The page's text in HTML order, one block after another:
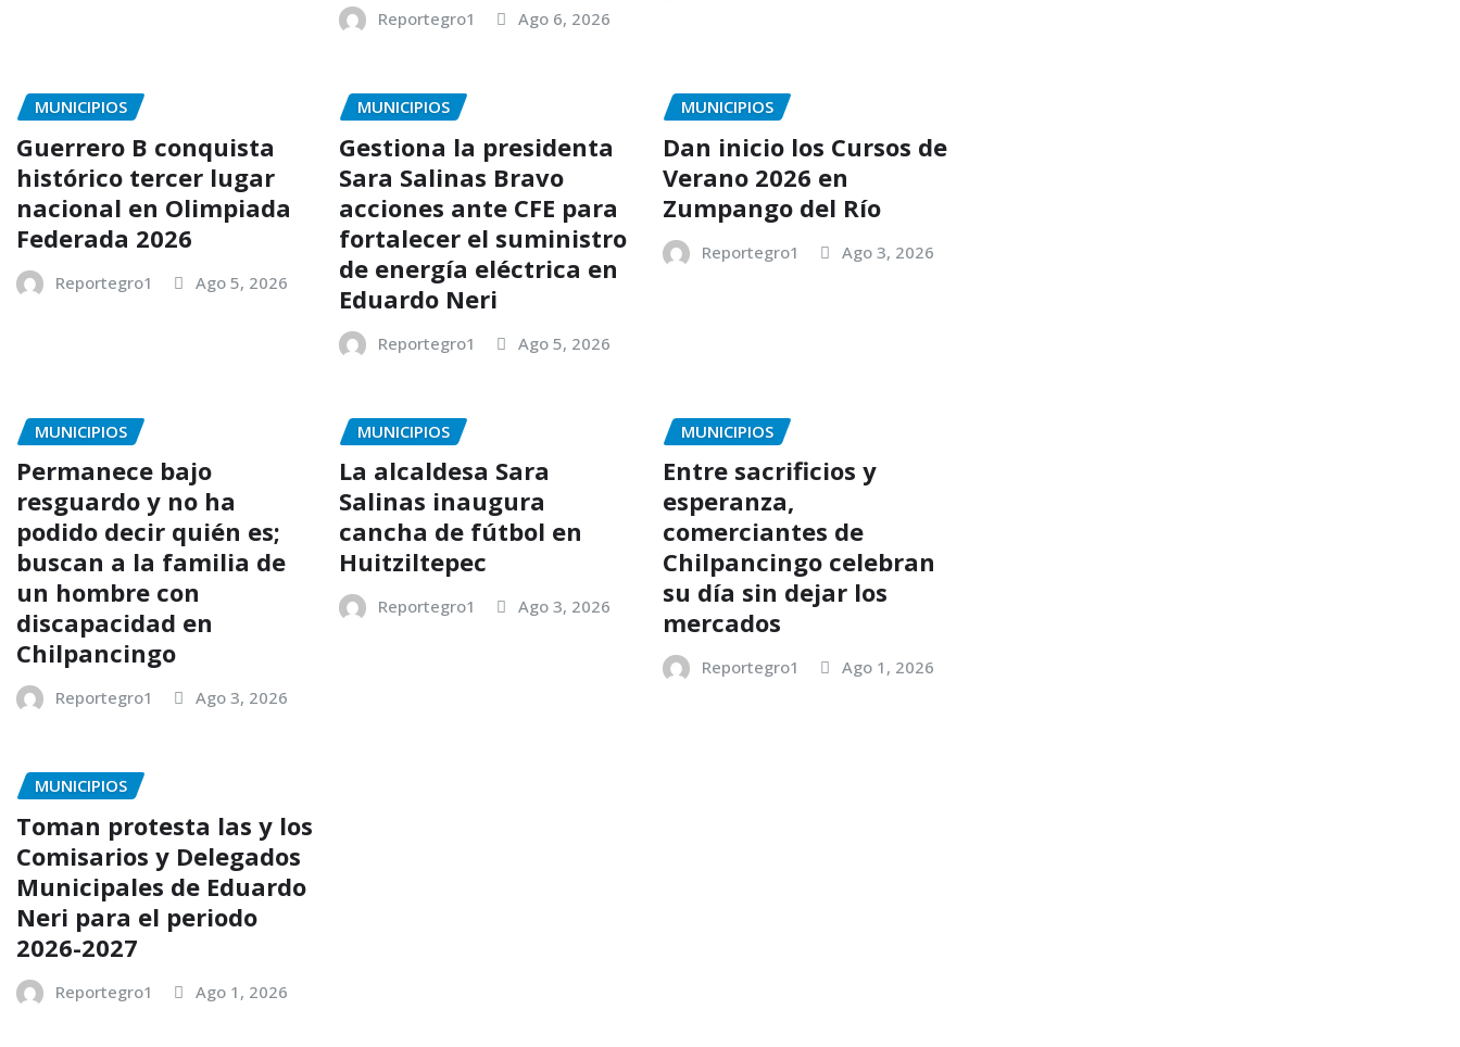
Reportegro1 Ago 6, 2026
MUNICIPIOS
Guerrero B conquista
histórico tercer lugar
nacional en Olimpiada
Federada 2026
Reportegro1 Ago 5, 2026
MUNICIPIOS
Gestiona la presidenta
Sara Salinas Bravo
acciones ante CFE para
fortalecer el suministro
de energía eléctrica en
Eduardo Neri
Reportegro1 Ago 5, 2026
MUNICIPIOS
Dan inicio los Cursos de
Verano 2026 en
Zumpango del Río
Reportegro1 Ago 3, 2026
MUNICIPIOS
Permanece bajo
resguardo y no ha
podido decir quién es;
buscan a la familia de
un hombre con
discapacidad en
Chilpancingo
Reportegro1 Ago 3, 2026
MUNICIPIOS
La alcaldesa Sara
Salinas inaugura
cancha de fútbol en
Huitziltepec
Reportegro1 Ago 3, 2026
MUNICIPIOS
Entre sacrificios y
esperanza,
comerciantes de
Chilpancingo celebran
su día sin dejar los
mercados
Reportegro1 Ago 1, 2026
MUNICIPIOS
Toman protesta las y los
Comisarios y Delegados
Municipales de Eduardo
Neri para el periodo
2026-2027
Reportegro1 Ago 1, 2026